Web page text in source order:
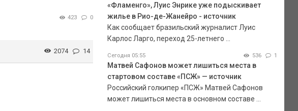
423 0
2074 14
«Фламенго», Луис Энрике уже подыскивает
жилье в Рио-де-Жанейро - источник
Как сообщает бразильский журналист Луис
Карлос Ларго, переход 25-летнего ...
Сегодня 05:55 536 1
Матвей Сафонов может лишиться места в
стартовом составе «ПСЖ» — источник
Российский голкипер «ПСЖ» Матвей Сафонов
может лишиться места в основном составе ...